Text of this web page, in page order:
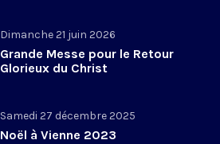
Dimanche 21 juin 2026
Grande Messe pour le Retour
Glorieux du Christ
Samedi 27 décembre 2025
Noël à Vienne 2023